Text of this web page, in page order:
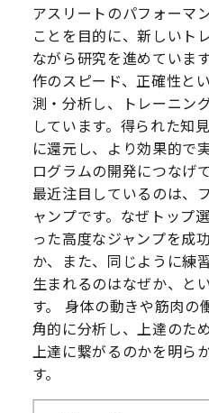
アスリートのパフォーマ
ことを目的に、新しいト
ながら研究を進めていま
作のスピード、正確性と
測・分析し、トレーニン
しています。得られた知
に還元し、より効果的で
ログラムの開発につなげて
最近注目しているのは、
ャンプです。なぜトップ
った高度なジャンプを成
か、また、同じように練
生まれるのはなぜか、と
す。 身体の動きや筋肉の
角的に分析し、上達のた
上達に繋がるのかを明ら
す。